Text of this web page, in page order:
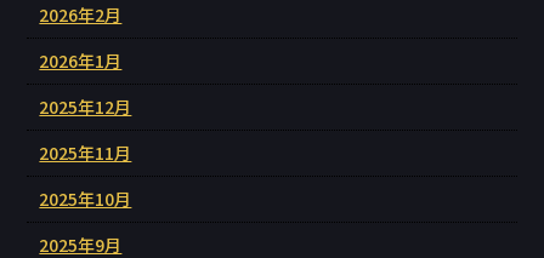
2026年2月
2026年1月
2025年12月
2025年11月
2025年10月
2025年9月